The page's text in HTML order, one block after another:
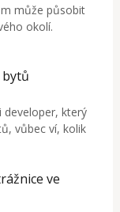
může působit
okolí.
developer, který
vůbec ví, kolik
ve